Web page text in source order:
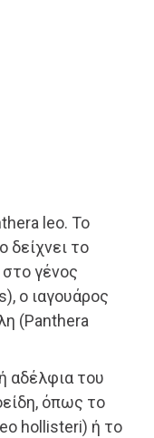
leo. Το
δείχνει το
γένος
ο ιαγουάρος
(Panthera
αδέλφια του
όπως το
hollisteri) ή το